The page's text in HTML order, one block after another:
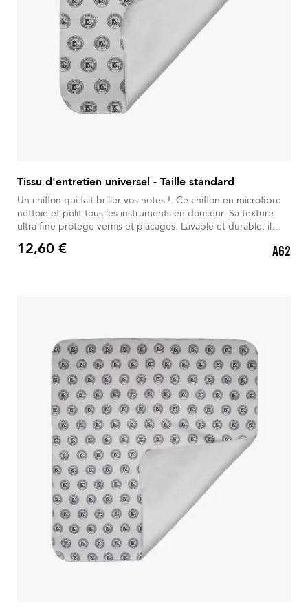
Tissu d'entretien universel - Taille standard
Un chiffon qui fait briller vos notes !. Ce chiffon en microfibre
nettoie et polit tous les instruments en douceur. Sa texture
ultra fine protège vernis et placages. Lavable et durable, il
convient aussi aux surfaces délicates. Un accessoire
Prix
12,60 € A62